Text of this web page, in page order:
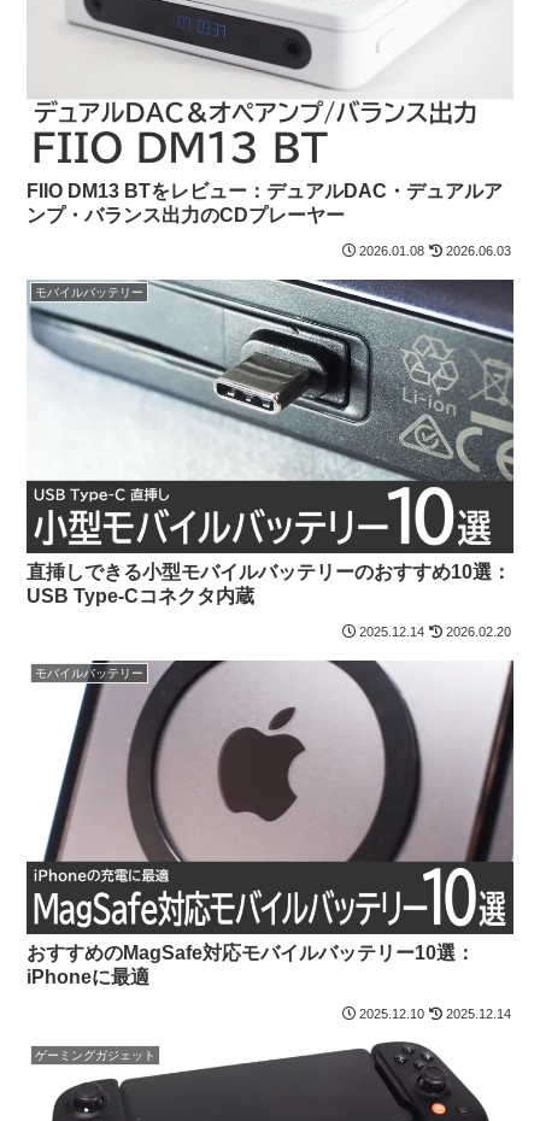
FIIO DM13 BTをレビュー：デュアルDAC・デュアルア
ンプ・バランス出力のCDプレーヤー
2026.01.08 2026.06.03
モバイルバッテリー
直挿しできる小型モバイルバッテリーのおすすめ10選：
USB Type-Cコネクタ内蔵
2025.12.14 2026.02.20
モバイルバッテリー
おすすめのMagSafe対応モバイルバッテリー10選：
iPhoneに最適
2025.12.10 2025.12.14
ゲーミングガジェット